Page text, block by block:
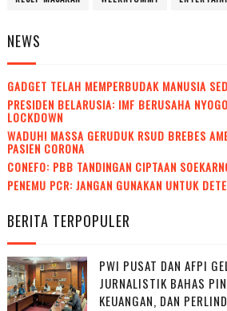
NEWS
GADGET TELAH MEMPERBUDAK MANUSIA
PRESIDEN BELARUSIA: IMF BERUSAHA
LOCKDOWN
WADUH! MASSA GERUDUK RSUD BREBES
PASIEN CORONA
CONEFO: PBB TANDINGAN CIPTAAN
PENEMU PCR: JANGAN GUNAKAN UNTUK
BERITA TERPOPULER
PWI PUSAT DAN AFPI
JURNALISTIK BAHAS
KEUANGAN, DAN